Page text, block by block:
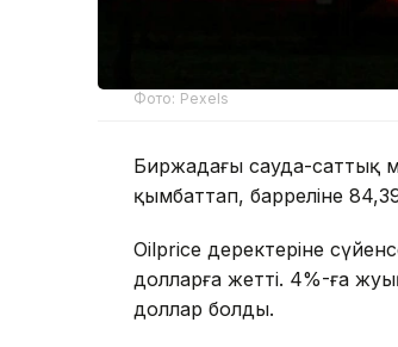
Фото: Pexels
Биржадағы сауда-саттық
қымбаттап, барреліне
Oilprice деректеріне
долларға жетті. 4%-ға
доллар болды.